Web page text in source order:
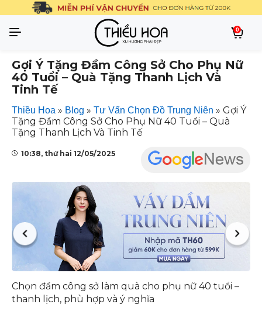
0
Gợi Ý Tặng Đầm Công Sở Cho Phụ Nữ
40 Tuổi – Quà Tặng Thanh Lịch Và
Tinh Tế
Thiều Hoa » Blog » Tư Vấn Chọn Đồ Trung Niên » Gợi Ý
Tặng Đầm Công Sở Cho Phụ Nữ 40 Tuổi – Quà
Tặng Thanh Lịch Và Tinh Tế
10:38, thứ hai 12/05/2025
Chọn đầm công sở làm quà cho phụ nữ 40 tuổi –
thanh lịch, phù hợp và ý nghĩa